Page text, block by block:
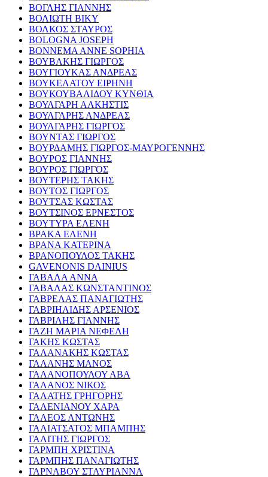
ΒΟΓΛΗΣ ΓΙΑΝΝΗΣ
ΒΟΛΙΩΤΗ ΒΙΚΥ
ΒΟΛΚΟΣ ΣΤΑΥΡΟΣ
BOLOGNA JOSEPH
BONNEMA ANNE SOPHIA
ΒΟΥΒΑΚΗΣ ΓΙΩΡΓΟΣ
ΒΟΥΓΙΟΥΚΑΣ ΑΝΔΡΕΑΣ
ΒΟΥΚΕΛΑΤΟΥ ΕΙΡΗΝΗ
ΒΟΥΚΟΥΒΑΛΙΔΟΥ ΚΥΝΘΙΑ
ΒΟΥΛΓΑΡΗ ΑΛΚΗΣΤΙΣ
ΒΟΥΛΓΑΡΗΣ ΑΝΔΡΕΑΣ
ΒΟΥΛΓΑΡΗΣ ΓΙΩΡΓΟΣ
ΒΟΥΝΤΑΣ ΓΙΩΡΓΟΣ
ΒΟΥΡΔΑΜΗΣ ΓΙΩΡΓΟΣ-ΜΑΥΡΟΓΕΝΝΗΣ
ΒΟΥΡΟΣ ΓΙΑΝΝΗΣ
ΒΟΥΡΟΣ ΓΙΩΡΓΟΣ
ΒΟΥΤΕΡΗΣ ΤΑΚΗΣ
ΒΟΥΤΟΣ ΓΙΩΡΓΟΣ
ΒΟΥΤΣΑΣ ΚΩΣΤΑΣ
ΒΟΥΤΣΙΝΟΣ ΕΡΝΕΣΤΟΣ
ΒΟΥΤΥΡΑ ΕΛΕΝΗ
ΒΡΑΚΑ ΕΛΕΝΗ
ΒΡΑΝΑ ΚΑΤΕΡΙΝΑ
ΒΡΑΝΟΠΟΥΛΟΣ ΤΑΚΗΣ
GAVENONIS DAINIUS
ΓΑΒΑΛΑ ΑΝΝΑ
ΓΑΒΑΛΑΣ ΚΩΝΣΤΑΝΤΙΝΟΣ
ΓΑΒΡΕΛΑΣ ΠΑΝΑΓΙΩΤΗΣ
ΓΑΒΡΙΗΛΙΔΗΣ ΑΡΣΕΝΙΟΣ
ΓΑΒΡΙΛΗΣ ΓΙΑΝΝΗΣ
ΓΑΖΗ ΜΑΡΙΑ ΝΕΦΕΛΗ
ΓΑΚΗΣ ΚΩΣΤΑΣ
ΓΑΛΑΝΑΚΗΣ ΚΩΣΤΑΣ
ΓΑΛΑΝΗΣ ΜΑΝΟΣ
ΓΑΛΑΝΟΠΟΥΛΟΥ ΑΒΑ
ΓΑΛΑΝΟΣ ΝΙΚΟΣ
ΓΑΛΑΤΗΣ ΓΡΗΓΟΡΗΣ
ΓΑΛΕΝΙΑΝΟΥ ΧΑΡΑ
ΓΑΛΕΟΣ ΑΝΤΩΝΗΣ
ΓΑΛΙΑΤΣΑΤΟΣ ΜΠΑΜΠΗΣ
ΓΑΛΙΤΗΣ ΓΙΩΡΓΟΣ
ΓΑΡΜΠΗ ΧΡΙΣΤΙΝΑ
ΓΑΡΜΠΗΣ ΠΑΝΑΓΙΩΤΗΣ
ΓΑΡΝΑΒΟΥ ΣΤΑΥΡΙΑΝΝΑ